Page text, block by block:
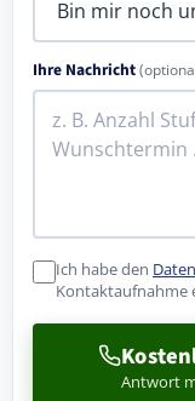
Ihre Nachricht
Ich habe den
Kontaktaufnahme
Antwort